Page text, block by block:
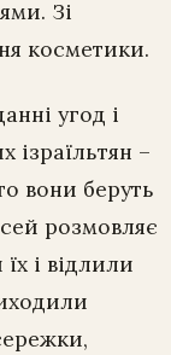
Зі
косметики.
угод і
ізраїльтян –
вони беруть
розмовляє
і відлили